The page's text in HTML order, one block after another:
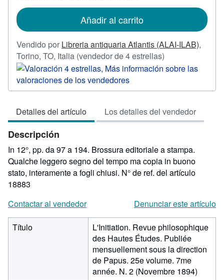
tarifas
envío
Añadir al carrito
Vendido por Libreria antiquaria Atlantis (ALAI-ILAB),
Torino, TO, Italia (vendedor de 4 estrellas)
del
4
5
estrellas
Detalles del artículo Los detalles del vendedor
Descripción
In 12°, pp. da 97 a 194. Brossura editoriale a stampa.
Qualche leggero segno del tempo ma copia in buono
stato, interamente a fogli chiusi. N° de ref. del artículo
18883
Contactar al vendedor
Denunciar este artículo
Título
L'Initiation. Revue philosophique
des Hautes Études. Publiée
mensuellement sous la direction
de Papus. 25e volume. 7me
année. N. 2 (Novembre 1894)